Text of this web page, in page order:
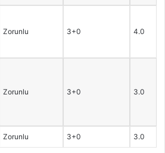
Zorunlu 3+0 4.0
Zorunlu 3+0 3.0
Zorunlu 3+0 3.0